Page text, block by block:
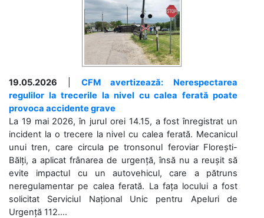
19.05.2026
CFM avertizează: Nerespectarea
regulilor la trecerile la nivel cu calea ferată poate
provoca accidente grave
La 19 mai 2026, în jurul orei 14.15, a fost înregistrat un
incident la o trecere la nivel cu calea ferată. Mecanicul
unui tren, care circula pe tronsonul feroviar Florești-
Bălți, a aplicat frânarea de urgență, însă nu a reușit să
evite impactul cu un autovehicul, care a pătruns
neregulamentar pe calea ferată. La fața locului a fost
solicitat Serviciul Național Unic pentru Apeluri de
Urgență 112....